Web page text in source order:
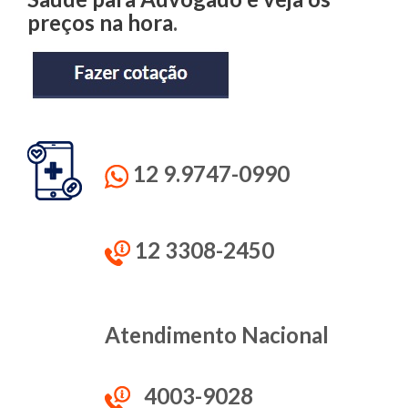
preços na hora.
12 9.9747-0990
12 3308-2450
Atendimento Nacional
4003-9028